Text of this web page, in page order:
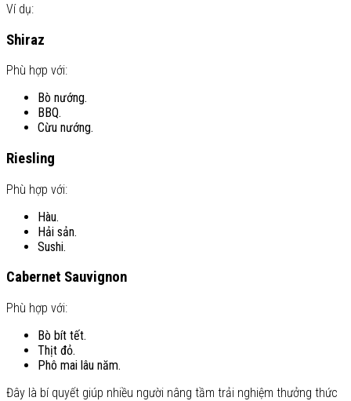
Ví dụ:
Shiraz
Phù hợp với:
Bò nướng.
BBQ.
Cừu nướng.
Riesling
Phù hợp với:
Hàu.
Hải sản.
Sushi.
Cabernet Sauvignon
Phù hợp với:
Bò bít tết.
Thịt đỏ.
Phô mai lâu năm.
Đây là bí quyết giúp nhiều người nâng tầm trải nghiệm thưởng thức